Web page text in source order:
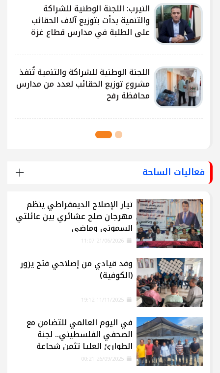
النيرب: اللجنة الوطنية للشراكة
والتنمية بدأت بتوزيع آلاف الحقائب
على الطلبة في مدارس قطاع غزة
اللجنة الوطنية للشراكة والتنمية تُنفذ
مشروع توزيع الحقائب لعدد من مدارس
محافظة رفح
فعاليات الساحة
تيار الإصلاح الديمقراطي ينظم
مهرجان صلح عشائري بين عائلتي
السموني وماضي
وفد قيادي من إصلاحي فتح يزور
(الكوفية)
في اليوم العالمي للتضامن مع
الصحفي الفلسطيني.. لجنة
الطوارئ العليا تثمن شجاعة
الإعلاميين في غزة